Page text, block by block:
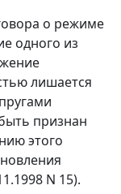
о режиме
одного из
лишается
признан
этого
N 15).